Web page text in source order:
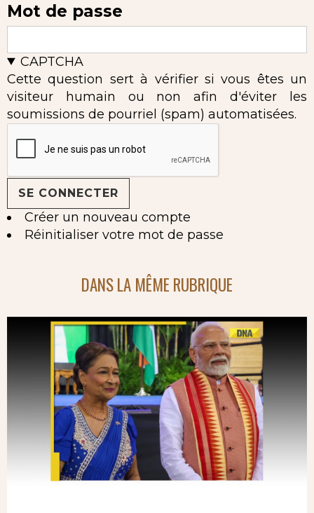
Mot de passe
CAPTCHA
Cette question sert à vérifier si vous êtes un
visiteur humain ou non afin d'éviter les
soumissions de pourriel (spam) automatisées.
Créer un nouveau compte
Réinitialiser votre mot de passe
DANS LA MÊME RUBRIQUE